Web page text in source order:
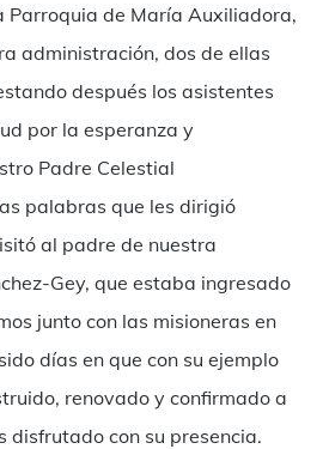
Parroquia de María Auxiliadora,
administración, dos de ellas
después los asistentes
por la esperanza y
Padre Celestial
palabras que les dirigió
al padre de nuestra
Gey, que estaba ingresado
junto con las misioneras en
días en que con su ejemplo
renovado y confirmado a
disfrutado con su presencia.